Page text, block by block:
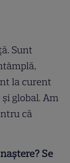
Sunt
la curent
global. Am
că
Se